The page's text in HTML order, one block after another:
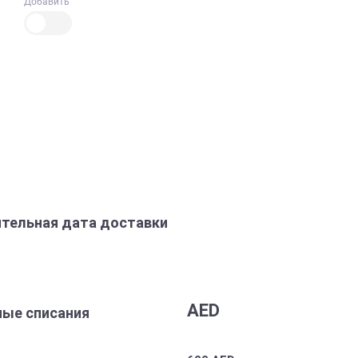
дата доставки
списания AED